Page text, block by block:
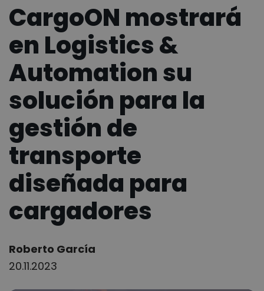
CargoON mostrará
en Logistics &
Automation su
solución para la
gestión de
transporte
diseñada para
cargadores
Author:
Roberto García
20.11.2023